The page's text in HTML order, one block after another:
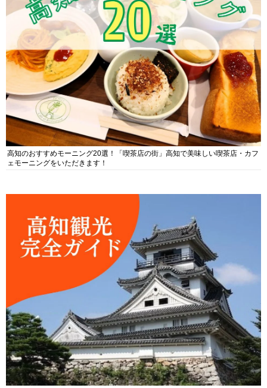
高知のおすすめモーニング20選！「喫茶店の街」高知で美味しい喫茶店・カフ
ェモーニングをいただきます！